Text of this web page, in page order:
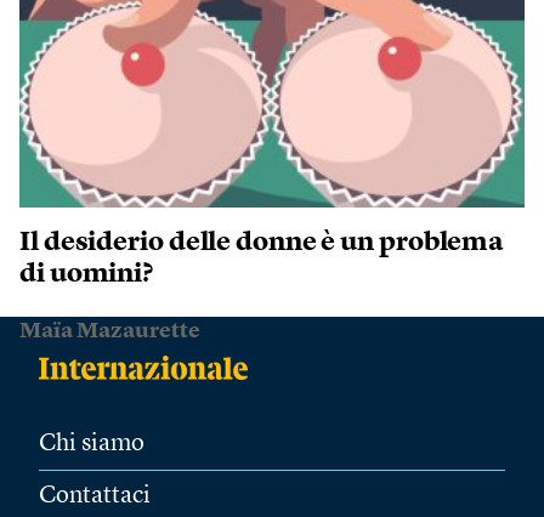
Il desiderio delle donne è un problema
di uomini?
Maïa Mazaurette
Chi siamo
Contattaci